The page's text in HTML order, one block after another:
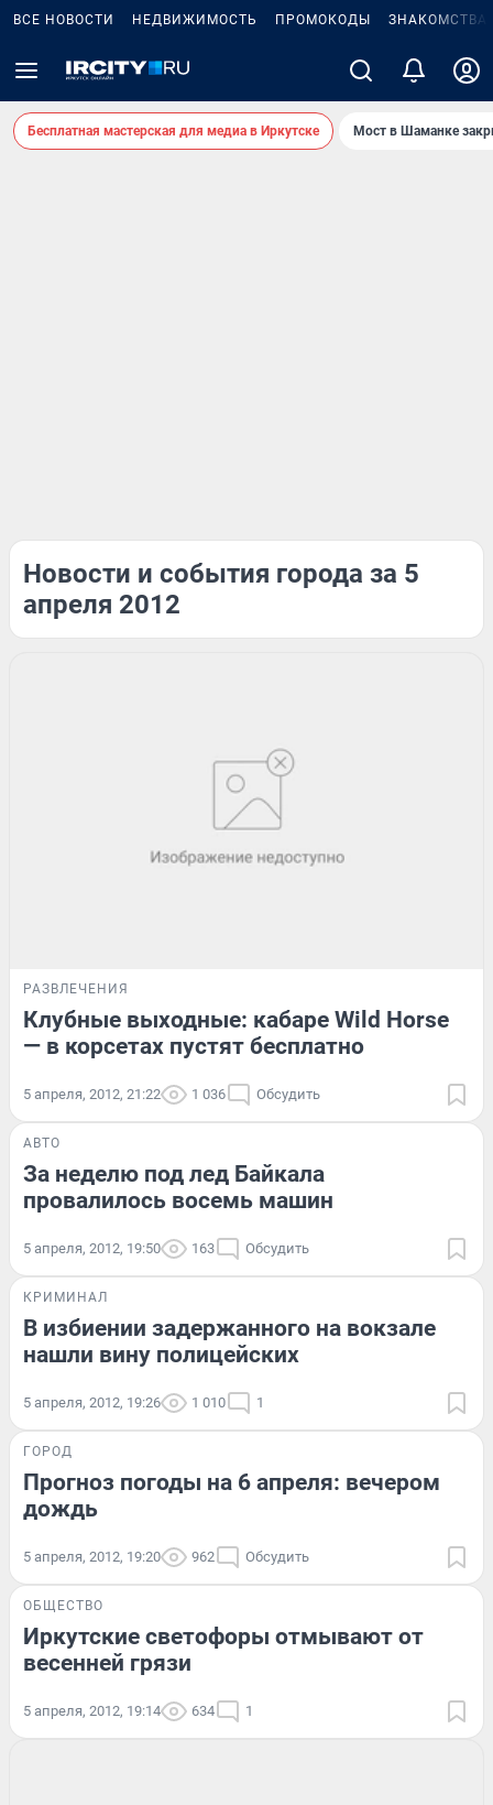
ВСЕ НОВОСТИ НЕДВИЖИМОСТЬ ПРОМОКОДЫ ЗНАКОМСТВА
Бесплатная мастерская для медиа в Иркутске Мост в Шаманке
Новости и события города за 5
апреля 2012
РАЗВЛЕЧЕНИЯ
Клубные выходные: кабаре Wild Horse
— в корсетах пустят бесплатно
5 апреля, 2012, 21:22 1 036 Обсудить
АВТО
За неделю под лед Байкала
провалилось восемь машин
5 апреля, 2012, 19:50 163 Обсудить
КРИМИНАЛ
В избиении задержанного на вокзале
нашли вину полицейских
5 апреля, 2012, 19:26 1 010 1
ГОРОД
Прогноз погоды на 6 апреля: вечером
дождь
5 апреля, 2012, 19:20 962 Обсудить
ОБЩЕСТВО
Иркутские светофоры отмывают от
весенней грязи
5 апреля, 2012, 19:14 634 1